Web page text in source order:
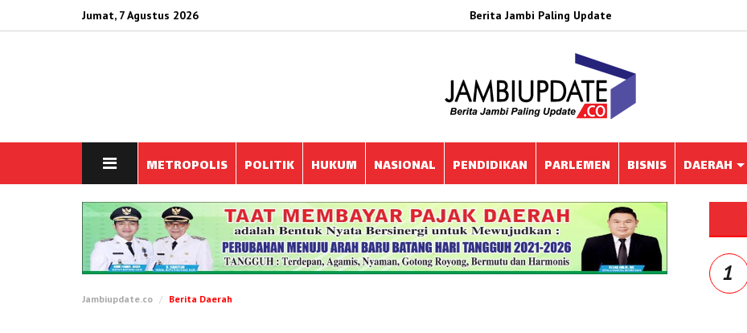
Jumat, 7 Agustus 2026 Berita Jambi Paling Update
METROPOLIS POLITIK HUKUM NASIONAL PENDIDIKAN PARLEMEN BISNIS DAERAH
Jambiupdate.co Berita Daerah
1